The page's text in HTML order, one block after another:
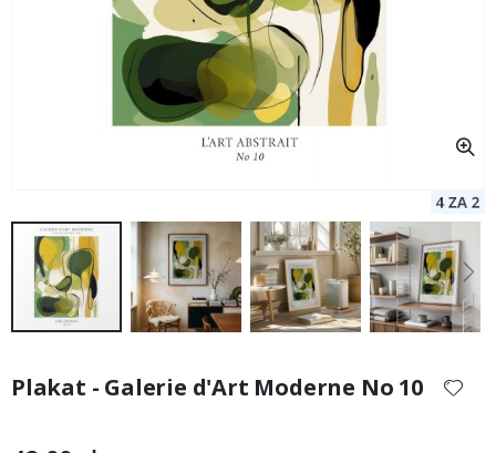
początek
Plakat - Galerie d'Art Moderne No 10